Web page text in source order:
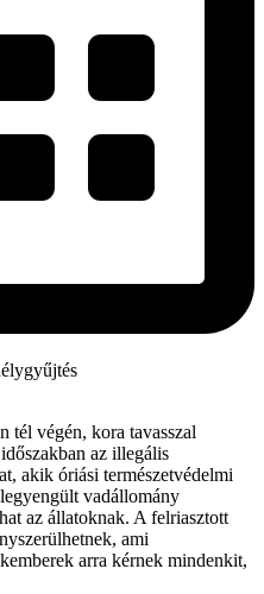
gyűjtés
tél végén, kora tavasszal
az illegális
akik óriási természetvédelmi
vadállomány
az állatoknak. A felriasztott
ami
arra kérnek mindenkit,